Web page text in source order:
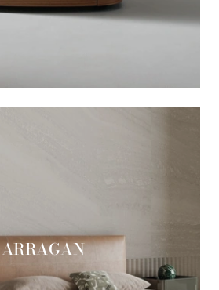
ARRAGAN